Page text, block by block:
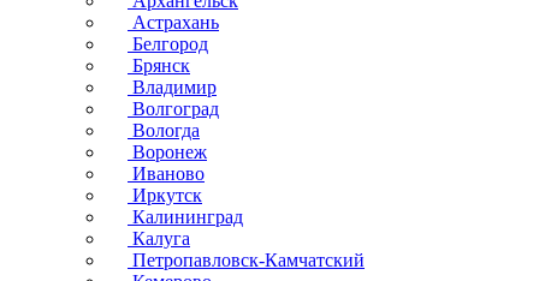
Астрахань
Белгород
Брянск
Владимир
Волгоград
Вологда
Воронеж
Иваново
Иркутск
Калининград
Калуга
Петропавловск-Камчатский